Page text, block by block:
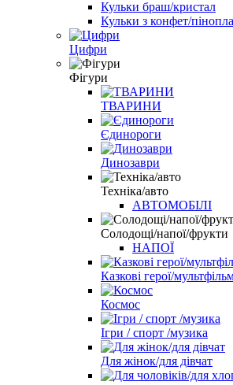
Кульки браш/кристал
Кульки з конфет/
Цифри
Фігури
ТВАРИНИ
Єдинороги
Динозаври
Техніка/авто
АВТОМОБІЛІ
Солодощі/напої/фрукти
НАПОЇ
Казкові герої/
Космос
Ігри / спорт /музика
Для жінок/для дівчат